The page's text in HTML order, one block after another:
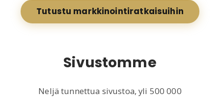
Tutustu markkinointiratkaisuihin
Sivustomme
Neljä tunnettua sivustoa, yli 500 000